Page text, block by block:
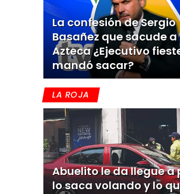
La confesión de Sergio
Basañez que sacude a
Azteca ¿Ejecutivo
mandó sacar?
LA ROJA
Abuelito le da llegue a
lo saca volando y lo